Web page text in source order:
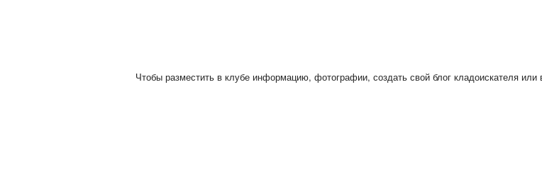
Чтобы разместить в клубе информацию, фотографии, создать свой блог кладоискателя или